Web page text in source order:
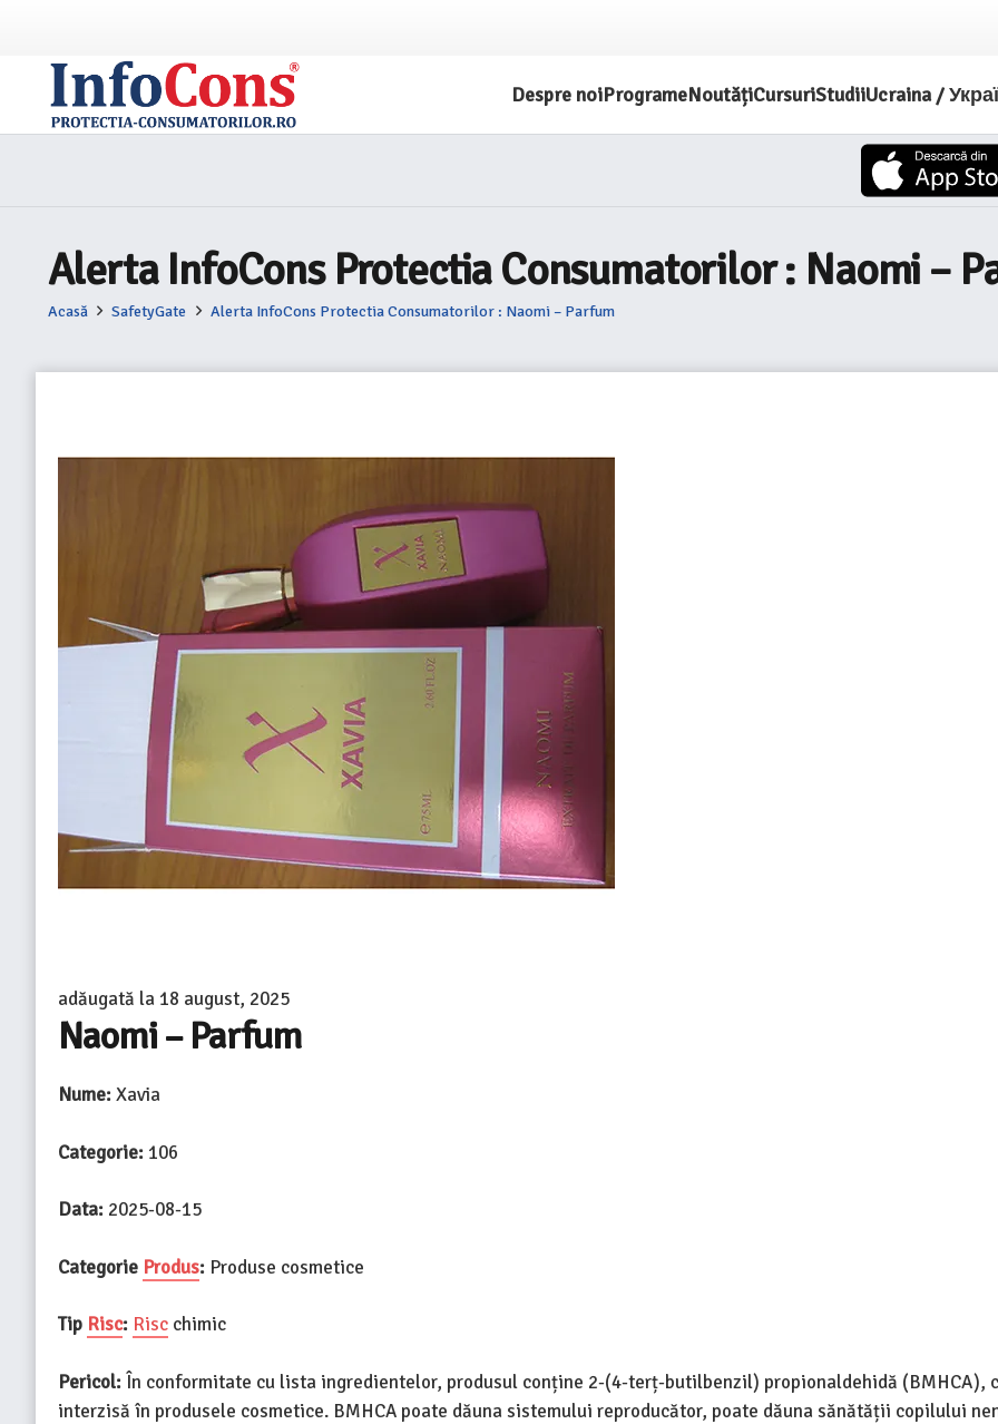
Despre noiProgrameNoutățiCursuriStudiiUcraina /
Alerta InfoCons Protectia Consumatorilor : Naomi –
Acasă SafetyGate Alerta InfoCons Protectia Consumatorilor : Naomi – Parfum
adăugată la 18 august, 2025
Naomi – Parfum
Nume:Xavia
Categorie: 106
Data: 2025-08-15
Categorie Produs: Produse cosmetice
Tip Risc: Risc chimic
Pericol: În conformitate cu lista ingredientelor, produsul conține 2-(4-terț-butilbenzil) propionaldehidă (BMHCA),
interzisă în produsele cosmetice. BMHCA poate dăuna sistemului reproducător, poate dăuna sănătății copilului